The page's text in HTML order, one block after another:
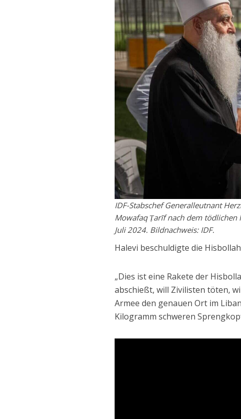
IDF-Stabschef Generalleutnant
Mowafaq Ṭarīf nach dem tödlichen
Juli 2024. Bildnachweis: IDF.
Halevi beschuldigte die
„Dies ist eine Rakete der
abschießt, will Zivilisten töten,
Armee den genauen Ort im
Kilogramm schweren